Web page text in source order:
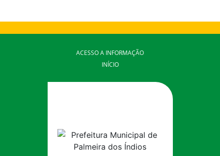
ACESSO A INFORMAÇÃO
INÍCIO